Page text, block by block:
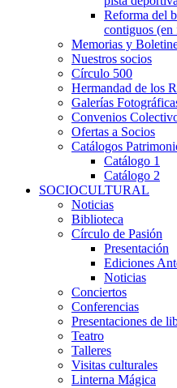
Reforma del
contiguos (en
Memorias y
Nuestros socios
Círculo 500
Hermandad de los
Galerías
Convenios
Ofertas a Socios
Catálogos
Catálogo 1
Catálogo 2
SOCIOCULTURAL
Noticias
Biblioteca
Círculo de Pasión
Presentación
Ediciones
Noticias
Conciertos
Conferencias
Presentaciones de
Teatro
Talleres
Visitas culturales
Linterna Mágica